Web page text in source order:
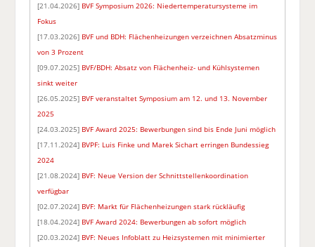
[21.04.2026] BVF Symposium 2026: Niedertemperatursysteme im
Fokus
[17.03.2026] BVF und BDH: Flächenheizungen verzeichnen Absatzminus
von 3 Prozent
[09.07.2025] BVF/BDH: Absatz von Flächenheiz- und Kühlsystemen
sinkt weiter
[26.05.2025] BVF veranstaltet Symposium am 12. und 13. November
2025
[24.03.2025] BVF Award 2025: Bewerbungen sind bis Ende Juni möglich
[17.11.2024] BVPF: Luis Finke und Marek Sichart erringen Bundessieg
2024
[21.08.2024] BVF: Neue Version der Schnittstellenkoordination
verfügbar
[02.07.2024] BVF: Markt für Flächenheizungen stark rückläufig
[18.04.2024] BVF Award 2024: Bewerbungen ab sofort möglich
[20.03.2024] BVF: Neues Infoblatt zu Heizsystemen mit minimierter